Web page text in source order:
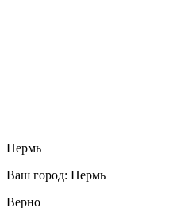
Пермь
Ваш город: Пермь
Верно